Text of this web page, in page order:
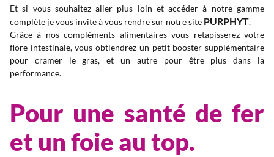
Et si vous souhaitez aller plus loin et accéder à notre gamme
complète je vous invite à vous rendre sur notre site PURPHYT.
Grâce à nos compléments alimentaires vous retapisserez votre
flore intestinale, vous obtiendrez un petit booster supplémentaire
pour cramer le gras, et un autre pour être plus dans la
performance.
Pour une santé de fer
et un foie au top.